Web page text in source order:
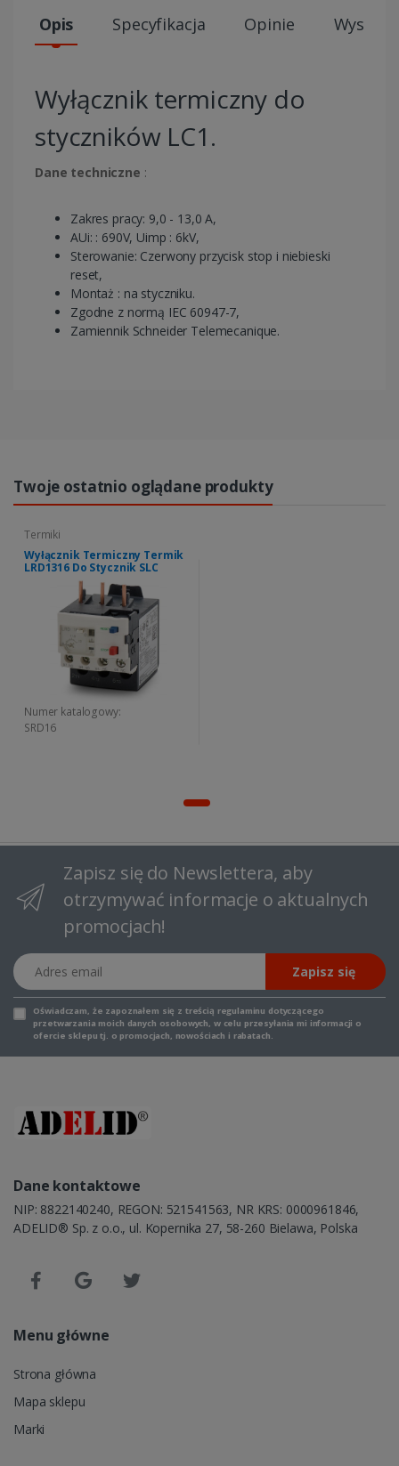
Opis Specyfikacja Opinie Wysyłki
Wyłącznik termiczny do
styczników LC1.
Dane techniczne :
Zakres pracy: 9,0 - 13,0 A,
AUi: : 690V, Uimp : 6kV,
Sterowanie: Czerwony przycisk stop i niebieski
reset,
Montaż : na styczniku.
Zgodne z normą IEC 60947-7,
Zamiennik Schneider Telemecanique.
Twoje ostatnio oglądane produkty
Termiki
Wyłącznik Termiczny Termik
LRD1316 Do Stycznik SLC
Numer katalogowy:
SRD16
Zapisz się do Newslettera, aby
otrzymywać informacje o aktualnych
promocjach!
Adres email
Zapisz się
Oświadczam, że zapoznałem się z treścią regulaminu dotyczącego
przetwarzania moich danych osobowych, w celu przesyłania mi informacji o
ofercie sklepu tj. o promocjach, nowościach i rabatach.
Dane kontaktowe
NIP: 8822140240, REGON: 521541563, NR KRS: 0000961846,
ADELID® Sp. z o.o., ul. Kopernika 27, 58-260 Bielawa, Polska
Menu główne
Strona główna
Mapa sklepu
Marki